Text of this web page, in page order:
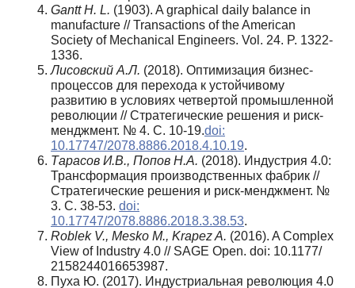
Gantt H. L. (1903). A graphical daily balance in
manufacture // Transactions of the American
Society of Mechanical Engineers. Vol. 24. P. 1322-
1336.
Лисовский А.Л. (2018). Оптимизация бизнес-
процессов для перехода к устойчивому
развитию в условиях четвертой промышленной
революции // Стратегические решения и риск-
менджмент. № 4. С. 10-19.doi:
10.17747/2078.8886.2018.4.10.19.
Тарасов И.В., Попов Н.А. (2018). Индустрия 4.0:
Трансформация производственных фабрик //
Стратегические решения и риск-менджмент. №
3. С. 38-53. doi:
10.17747/2078.8886.2018.3.38.53.
Roblek V., Mesko M., Krapez A. (2016). A Complex
View of Industry 4.0 // SAGE Open. doi: 10.1177/
2158244016653987.
Пуха Ю. (2017). Индустриальная революция 4.0